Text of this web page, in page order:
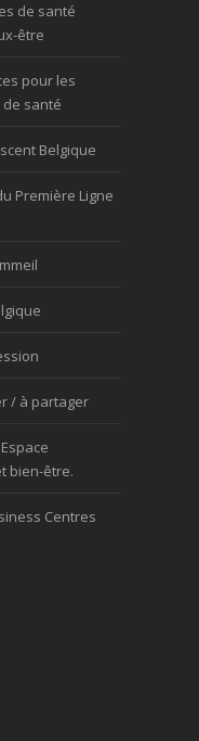
de santé
être
pour les
santé
Belgique
Première Ligne
/ à partager
bien-être.
Centres